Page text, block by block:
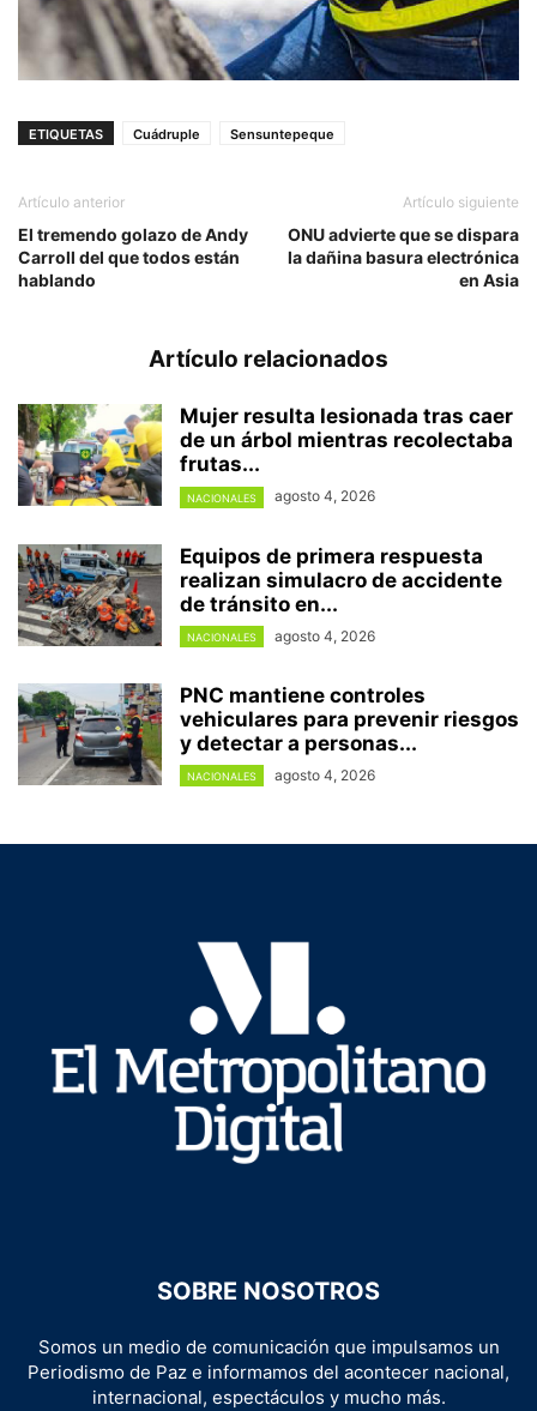
ETIQUETAS Cuádruple Sensuntepeque
Artículo anterior
El tremendo golazo de Andy
Carroll del que todos están
hablando
Artículo siguiente
ONU advierte que se dispara
la dañina basura electrónica
en Asia
Artículo relacionados
Mujer resulta lesionada tras caer
de un árbol mientras recolectaba
frutas...
NACIONALES agosto 4, 2026
Equipos de primera respuesta
realizan simulacro de accidente
de tránsito en...
NACIONALES agosto 4, 2026
PNC mantiene controles
vehiculares para prevenir riesgos
y detectar a personas...
NACIONALES agosto 4, 2026
SOBRE NOSOTROS
Somos un medio de comunicación que impulsamos un
Periodismo de Paz e informamos del acontecer nacional,
internacional, espectáculos y mucho más.